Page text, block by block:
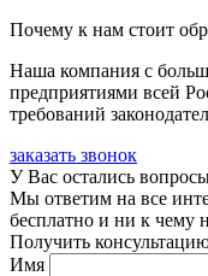
Почему к нам стоит
Наша компания с
предприятиями всей
требований
заказать звонок
У Вас остались
Мы ответим на все
бесплатно и ни к чему
Получить
Имя